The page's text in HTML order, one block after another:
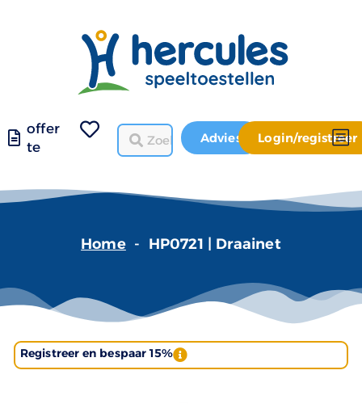
offer
te
Advies Login/registreer
Home - HP0721 | Draainet
Registreer en bespaar 15%